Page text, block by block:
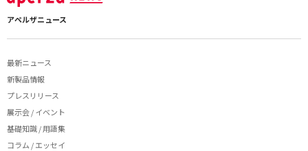
アペルザニュース
最新ニュース
新製品情報
プレスリリース
展示会 / イベント
基礎知識 / 用語集
コラム / エッセイ